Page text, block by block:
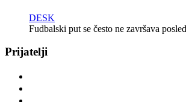
DESK
Fudbalski put se često ne završava
Prijatelji